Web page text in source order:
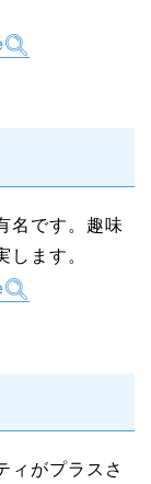
名です。趣味
ます。
ィがプラスさ